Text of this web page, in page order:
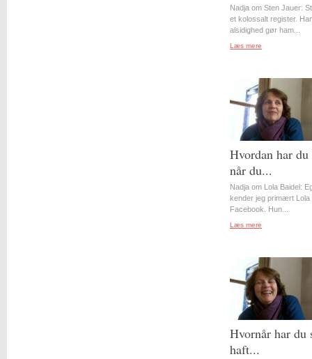
Nadja om Sten Jauer:
et kolossalt register.
alsidighed gør ham...
Læs mere
Hvordan har du
når du...
Nadja om Lola Baidel:
kender jeg primært Lola
Facebook. Hun...
Læs mere
Hvornår har du
haft...